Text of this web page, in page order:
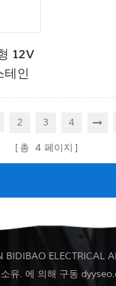
12V
테인
2 3 4
총 4 페이지
ELECTRICAL
유. 에 의해 구동